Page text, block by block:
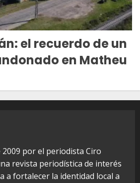
el recuerdo de un
en Matheu
2009 por el periodista Ciro
revista periodística de interés
a fortalecer la identidad local a